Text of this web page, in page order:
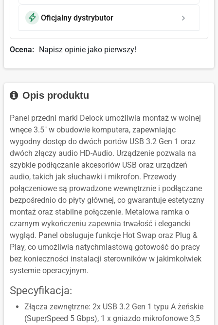
Oficjalny dystrybutor
Ocena: Napisz opinie jako pierwszy!
Opis produktu
Panel przedni marki Delock umożliwia montaż w wolnej
wnęce 3.5" w obudowie komputera, zapewniając
wygodny dostęp do dwóch portów USB 3.2 Gen 1 oraz
dwóch złączy audio HD-Audio. Urządzenie pozwala na
szybkie podłączanie akcesoriów USB oraz urządzeń
audio, takich jak słuchawki i mikrofon. Przewody
połączeniowe są prowadzone wewnętrznie i podłączane
bezpośrednio do płyty głównej, co gwarantuje estetyczny
montaż oraz stabilne połączenie. Metalowa ramka o
czarnym wykończeniu zapewnia trwałość i elegancki
wygląd. Panel obsługuje funkcje Hot Swap oraz Plug &
Play, co umożliwia natychmiastową gotowość do pracy
bez konieczności instalacji sterowników w jakimkolwiek
systemie operacyjnym.
Specyfikacja:
Złącza zewnętrzne: 2x USB 3.2 Gen 1 typu A żeńskie
(SuperSpeed 5 Gbps), 1 x gniazdo mikrofonowe 3,5